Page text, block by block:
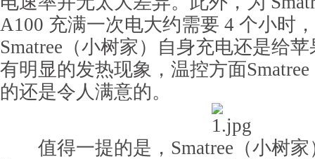
A100 充满一次电大约需要 4 个小时
Smatree（小树家）自身充电还是给
有明显的发热现象，温控方面
的还是令人满意的。
值得一提的是，Smatree（小树家